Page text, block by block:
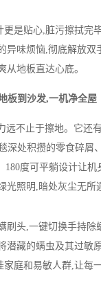
更是贴心,脏污擦拭完
异味烦恼,彻底解放双
从地板直达心底。
板到沙发,一机净全屋
远不止于擦地。它还
深处积攒的零食碎屑
180度可平躺设计让
光照明,暗处灰尘无所
刷头,一键切换手持除
潜藏的螨虫及其过敏
庭和易敏人群,让每